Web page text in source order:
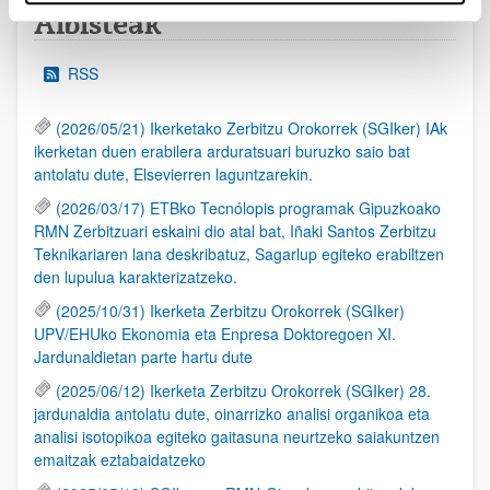
Albisteak
RSS
(2026/05/21) Ikerketako Zerbitzu Orokorrek (SGIker) IAk
ikerketan duen erabilera arduratsuari buruzko saio bat
antolatu dute, Elsevierren laguntzarekin.
(2026/03/17) ETBko Tecnólopis programak Gipuzkoako
RMN Zerbitzuari eskaini dio atal bat, Iñaki Santos Zerbitzu
Teknikariaren lana deskribatuz, Sagarlup egiteko erabiltzen
den lupulua karakterizatzeko.
(2025/10/31) Ikerketa Zerbitzu Orokorrek (SGIker)
UPV/EHUko Ekonomia eta Enpresa Doktoregoen XI.
Jardunaldietan parte hartu dute
(2025/06/12) Ikerketa Zerbitzu Orokorrek (SGIker) 28.
jardunaldia antolatu dute, oinarrizko analisi organikoa eta
analisi isotopikoa egiteko gaitasuna neurtzeko saiakuntzen
emaitzak eztabaidatzeko